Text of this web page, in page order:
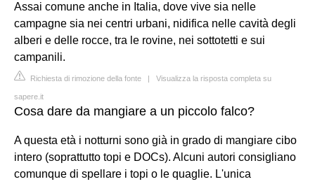
Assai comune anche in Italia, dove vive sia nelle
campagne sia nei centri urbani, nidifica nelle cavità degli
alberi e delle rocce, tra le rovine, nei sottotetti e sui
campanili.
Richiesta di rimozione della fonte | Visualizza la risposta completa su
sapere.it
Cosa dare da mangiare a un piccolo falco?
A questa età i notturni sono già in grado di mangiare cibo
intero (soprattutto topi e DOCs). Alcuni autori consigliano
comunque di spellare i topi o le quaglie. L'unica